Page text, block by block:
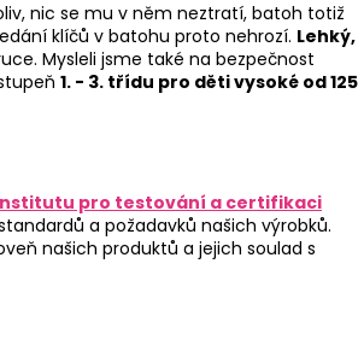
nic se mu v něm neztratí, batoh totiž
klíčů v batohu proto nehrozí. Lehký,
Mysleli jsme také na bezpečnost
1. - 3. třídu pro děti vysoké od 125
pro testování a certifikaci
a požadavků našich výrobků.
našich produktů a jejich soulad s